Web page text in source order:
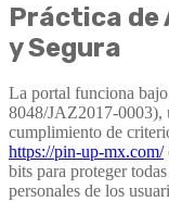
Práctica de
y Segura
La portal funciona
8048/JAZ2017-0003),
cumplimiento de
https://pin-up-mx.com/
bits para proteger
personales de los